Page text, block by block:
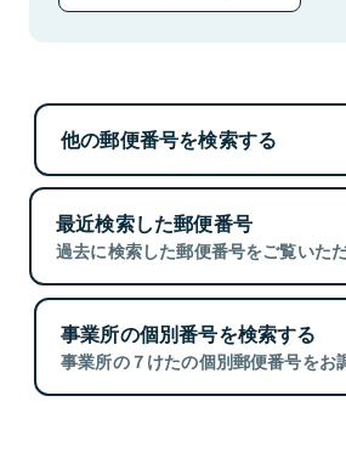
他の郵便番号を検索する
最近検索した郵便番号
過去に検索した郵便番号をご覧いただ
事業所の個別番号を検索する
事業所の７けたの個別郵便番号をお